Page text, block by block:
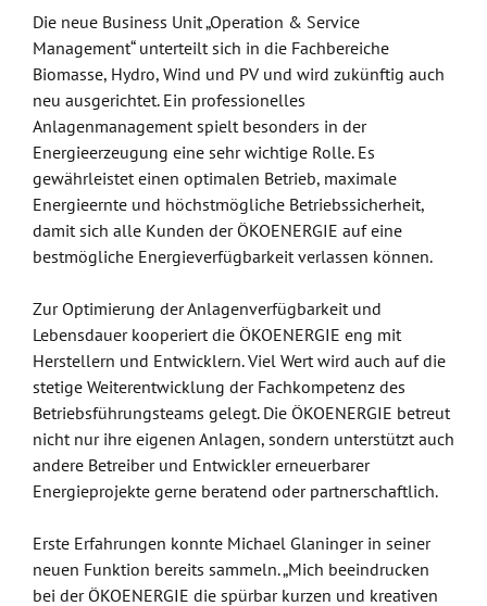
Die neue Business Unit „Operation & Service
Management“ unterteilt sich in die Fachbereiche
Biomasse, Hydro, Wind und PV und wird zukünftig auch
neu ausgerichtet. Ein professionelles
Anlagenmanagement spielt besonders in der
Energieerzeugung eine sehr wichtige Rolle. Es
gewährleistet einen optimalen Betrieb, maximale
Energieernte und höchstmögliche Betriebssicherheit,
damit sich alle Kunden der ÖKOENERGIE auf eine
bestmögliche Energieverfügbarkeit verlassen können.
Zur Optimierung der Anlagenverfügbarkeit und
Lebensdauer kooperiert die ÖKOENERGIE eng mit
Herstellern und Entwicklern. Viel Wert wird auch auf die
stetige Weiterentwicklung der Fachkompetenz des
Betriebsführungsteams gelegt. Die ÖKOENERGIE betreut
nicht nur ihre eigenen Anlagen, sondern unterstützt auch
andere Betreiber und Entwickler erneuerbarer
Energieprojekte gerne beratend oder partnerschaftlich.
Erste Erfahrungen konnte Michael Glaninger in seiner
neuen Funktion bereits sammeln. „Mich beeindrucken
bei der ÖKOENERGIE die spürbar kurzen und kreativen